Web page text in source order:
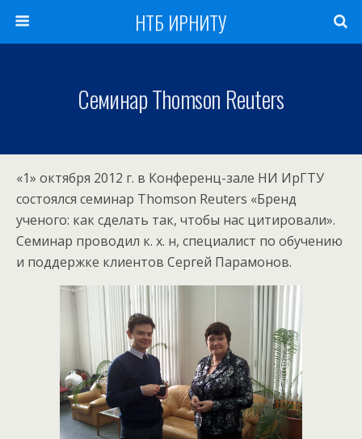
НТБ ИРНИТУ
Семинар Thomson Reuters
«1» октября 2012 г. в Конференц-зале НИ ИрГТУ
состоялся семинар Thomson Reuters «Бренд
ученого: как сделать так, чтобы нас цитировали».
Семинар проводил к. х. н, специалист по обучению
и поддержке клиентов Сергей Парамонов.